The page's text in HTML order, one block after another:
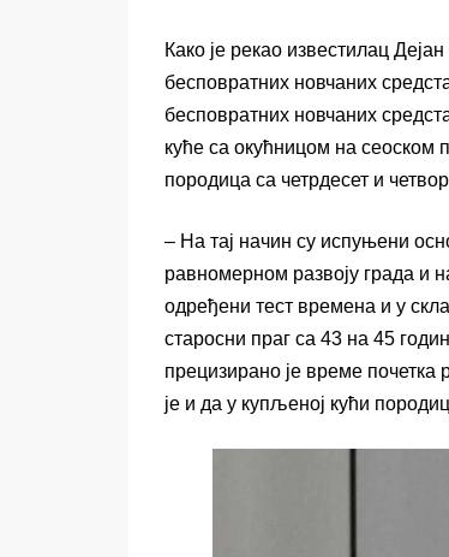
Како је рекао известилац
бесповратних новчаних
бесповратних новчаних
куће са окућницом на сеоском
породица са четрдесет и
– На тај начин су испуњени
равномерном развоју града и
одређени тест времена и у
старосни праг са 43 на 45
прецизирано је време почетка
је и да у купљеној кући